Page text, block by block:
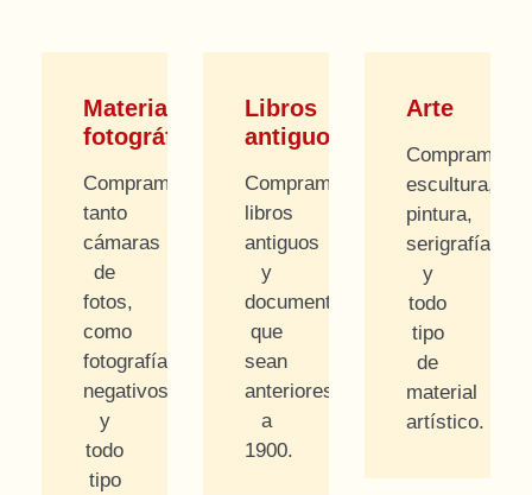
Material
fotográfico
Compramos
tanto
cámaras
de
fotos,
como
fotografías,
negativos
y
todo
tipo
Libros
antiguos
Compramos
libros
antiguos
y
documentos
que
sean
anteriores
a
1900.
Arte
Compramos
escultura,
pintura,
serigrafías
y
todo
tipo
de
material
artístico.